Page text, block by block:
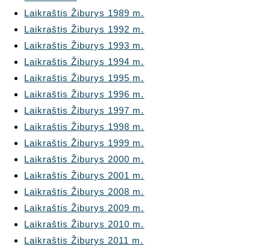
Laikraštis Žiburys 1989 m.
Laikraštis Žiburys 1992 m.
Laikraštis Žiburys 1993 m.
Laikraštis Žiburys 1994 m.
Laikraštis Žiburys 1995 m.
Laikraštis Žiburys 1996 m.
Laikraštis Žiburys 1997 m.
Laikraštis Žiburys 1998 m.
Laikraštis Žiburys 1999 m.
Laikraštis Žiburys 2000 m.
Laikraštis Žiburys 2001 m.
Laikraštis Žiburys 2008 m.
Laikraštis Žiburys 2009 m.
Laikraštis Žiburys 2010 m.
Laikraštis Žiburys 2011 m.